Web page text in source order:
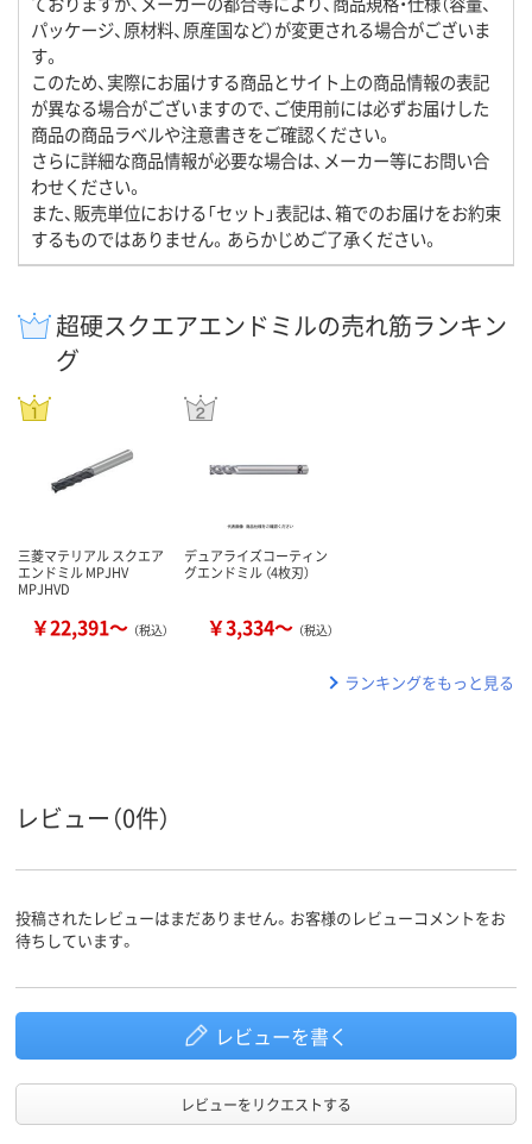
パッケージ、原材料、原産国など）が変更される場合がございま
す。
このため、実際にお届けする商品とサイト上の商品情報の表記
が異なる場合がございますので、ご使用前には必ずお届けした
商品の商品ラベルや注意書きをご確認ください。
さらに詳細な商品情報が必要な場合は、メーカー等にお問い合
わせください。
また、販売単位における「セット」表記は、箱でのお届けをお約束
するものではありません。あらかじめご了承ください。
超硬スクエアエンドミルの売れ筋ランキン
グ
三菱マテリアル スクエア
エンドミル MPJHV
MPJHVD
￥22,391～ （税込）
デュアライズコーティン
グエンドミル （4枚刃）
￥3,334～ （税込）
ランキングをもっと見る
レビュー（0件）
投稿されたレビューはまだありません。お客様のレビューコメントをお
待ちしています。
レビューを書く
レビューをリクエストする